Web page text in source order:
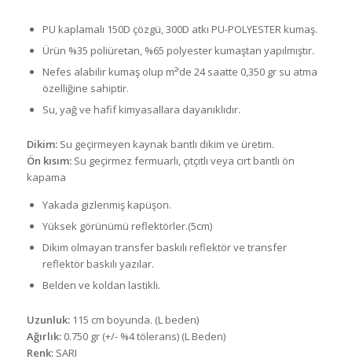
PU kaplamalı 150D çözgü, 300D atkı PU-POLYESTER kumaş.
Ürün %35 poliüretan, %65 polyester kumaştan yapılmıştır.
Nefes alabilir kumaş olup m²’de 24 saatte 0,350 gr su atma
özelliğine sahiptir.
Su, yağ ve hafif kimyasallara dayanıklıdır.
Dikim:Su geçirmeyen kaynak bantlı dikim ve üretim.
Ön kısım:Su geçirmez fermuarlı, çıtçıtlı veya cırt bantlı ön
kapama
Yakada gizlenmiş kapüşon.
Yüksek görünümü reflektörler.(5cm)
Dikim olmayan transfer baskılı reflektör ve transfer
reflektör baskılı yazılar.
Belden ve koldan lastikli.
Uzunluk:115 cm boyunda. (L beden)
Ağırlık:0.750 gr (+/- %4 tölerans) (L Beden)
Renk:SARI